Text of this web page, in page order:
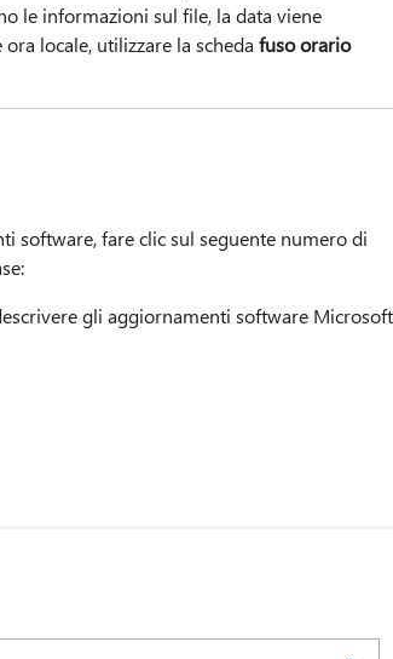
le informazioni sul file, la data viene
locale, utilizzare la scheda fuso orario
software, fare clic sul seguente numero di
gli aggiornamenti software Microsoft